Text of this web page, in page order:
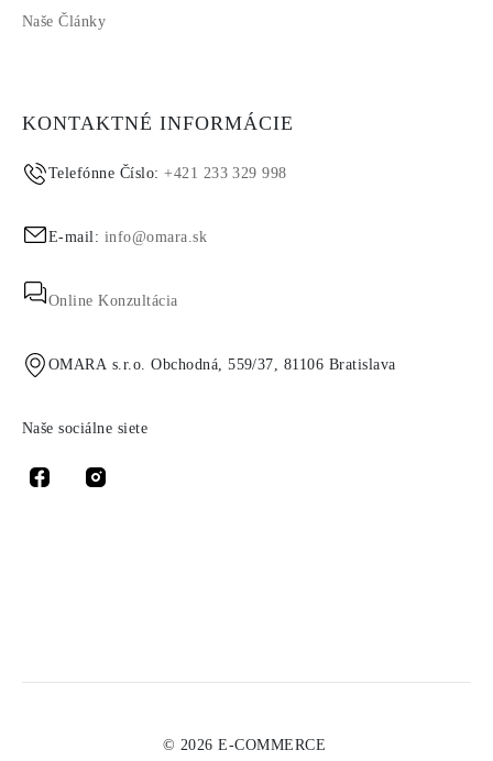
Naše Články
KONTAKTNÉ INFORMÁCIE
Telefónne Číslo:+421 233 329 998
E-mail: info@omara.sk
Online Konzultácia
OMARA s.r.o. Obchodná, 559/37, 81106 Bratislava
Naše sociálne siete
© 2026 E-COMMERCE